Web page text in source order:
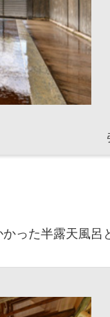
った半露天風呂